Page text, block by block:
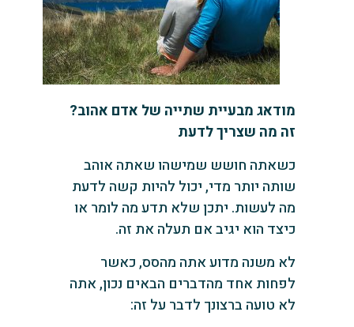
מודאג מבעיית שתייה של אדם אהוב?
זה מה שצריך לדעת
כשאתה חושש שמישהו שאתה אוהב
שותה יותר מדי, יכול להיות קשה לדעת
מה לעשות. יתכן שלא תדע מה לומר או
כיצד הוא יגיב אם תעלה את זה.
לא משנה מדוע אתה מהסס, כאשר
לפחות אחד מהדברים הבאים נכון, אתה
לא טועה ברצונך לדבר על זה: